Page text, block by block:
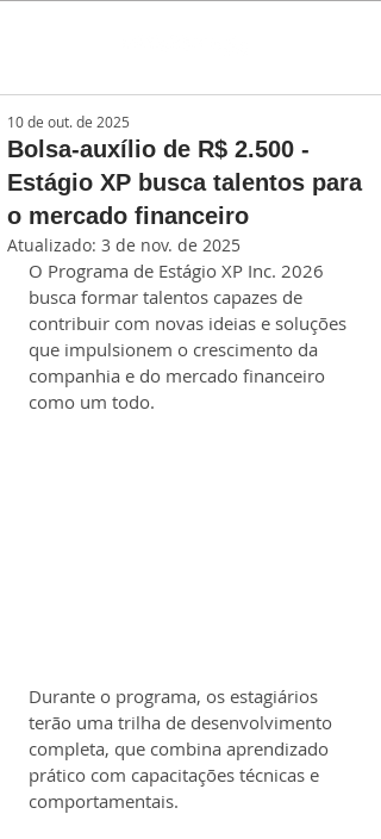
Bolsa-auxílio de R$ 2.500 -
Estágio XP busca talentos para
o mercado financeiro
10 de out. de 2025
Atualizado: 3 de nov. de 2025
O Programa de Estágio XP Inc. 2026
busca formar talentos capazes de
contribuir com novas ideias e soluções
que impulsionem o crescimento da
companhia e do mercado financeiro
como um todo.
Durante o programa, os estagiários
terão uma trilha de desenvolvimento
completa, que combina aprendizado
prático com capacitações técnicas e
comportamentais.